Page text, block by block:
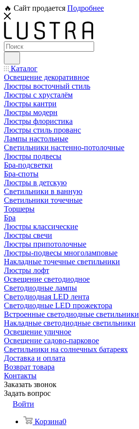
🔥 Сайт продается Подробнее
Каталог
Освещение декоративное
Люстры восточный стиль
Люстры с хрусталём
Люстры кантри
Люстры модерн
Люстры флористика
Люстры стиль прованс
Лампы настольные
Светильники настенно-потолочные
Люстры подвесы
Бра-подсветки
Бра-споты
Люстры в детскую
Светильники в ванную
Светильники точечные
Торшеры
Бра
Люстры классические
Люстры свечи
Люстры припотолочные
Люстры-подвесы многоламповые
Накладные точечные светильники
Люстры лофт
Освещение светодиодное
Светодиодные лампы
Светодиодная LED лента
Светодиодные LED прожектора
Встроенные светодиодные светильники
Накладные светодиодные светильники
Освещение уличное
Освещение садово-парковое
Светильники на солнечных батареях
Доставка и оплата
Возврат товара
Контакты
Заказать звонок
Задать вопрос
Войти
Корзина0